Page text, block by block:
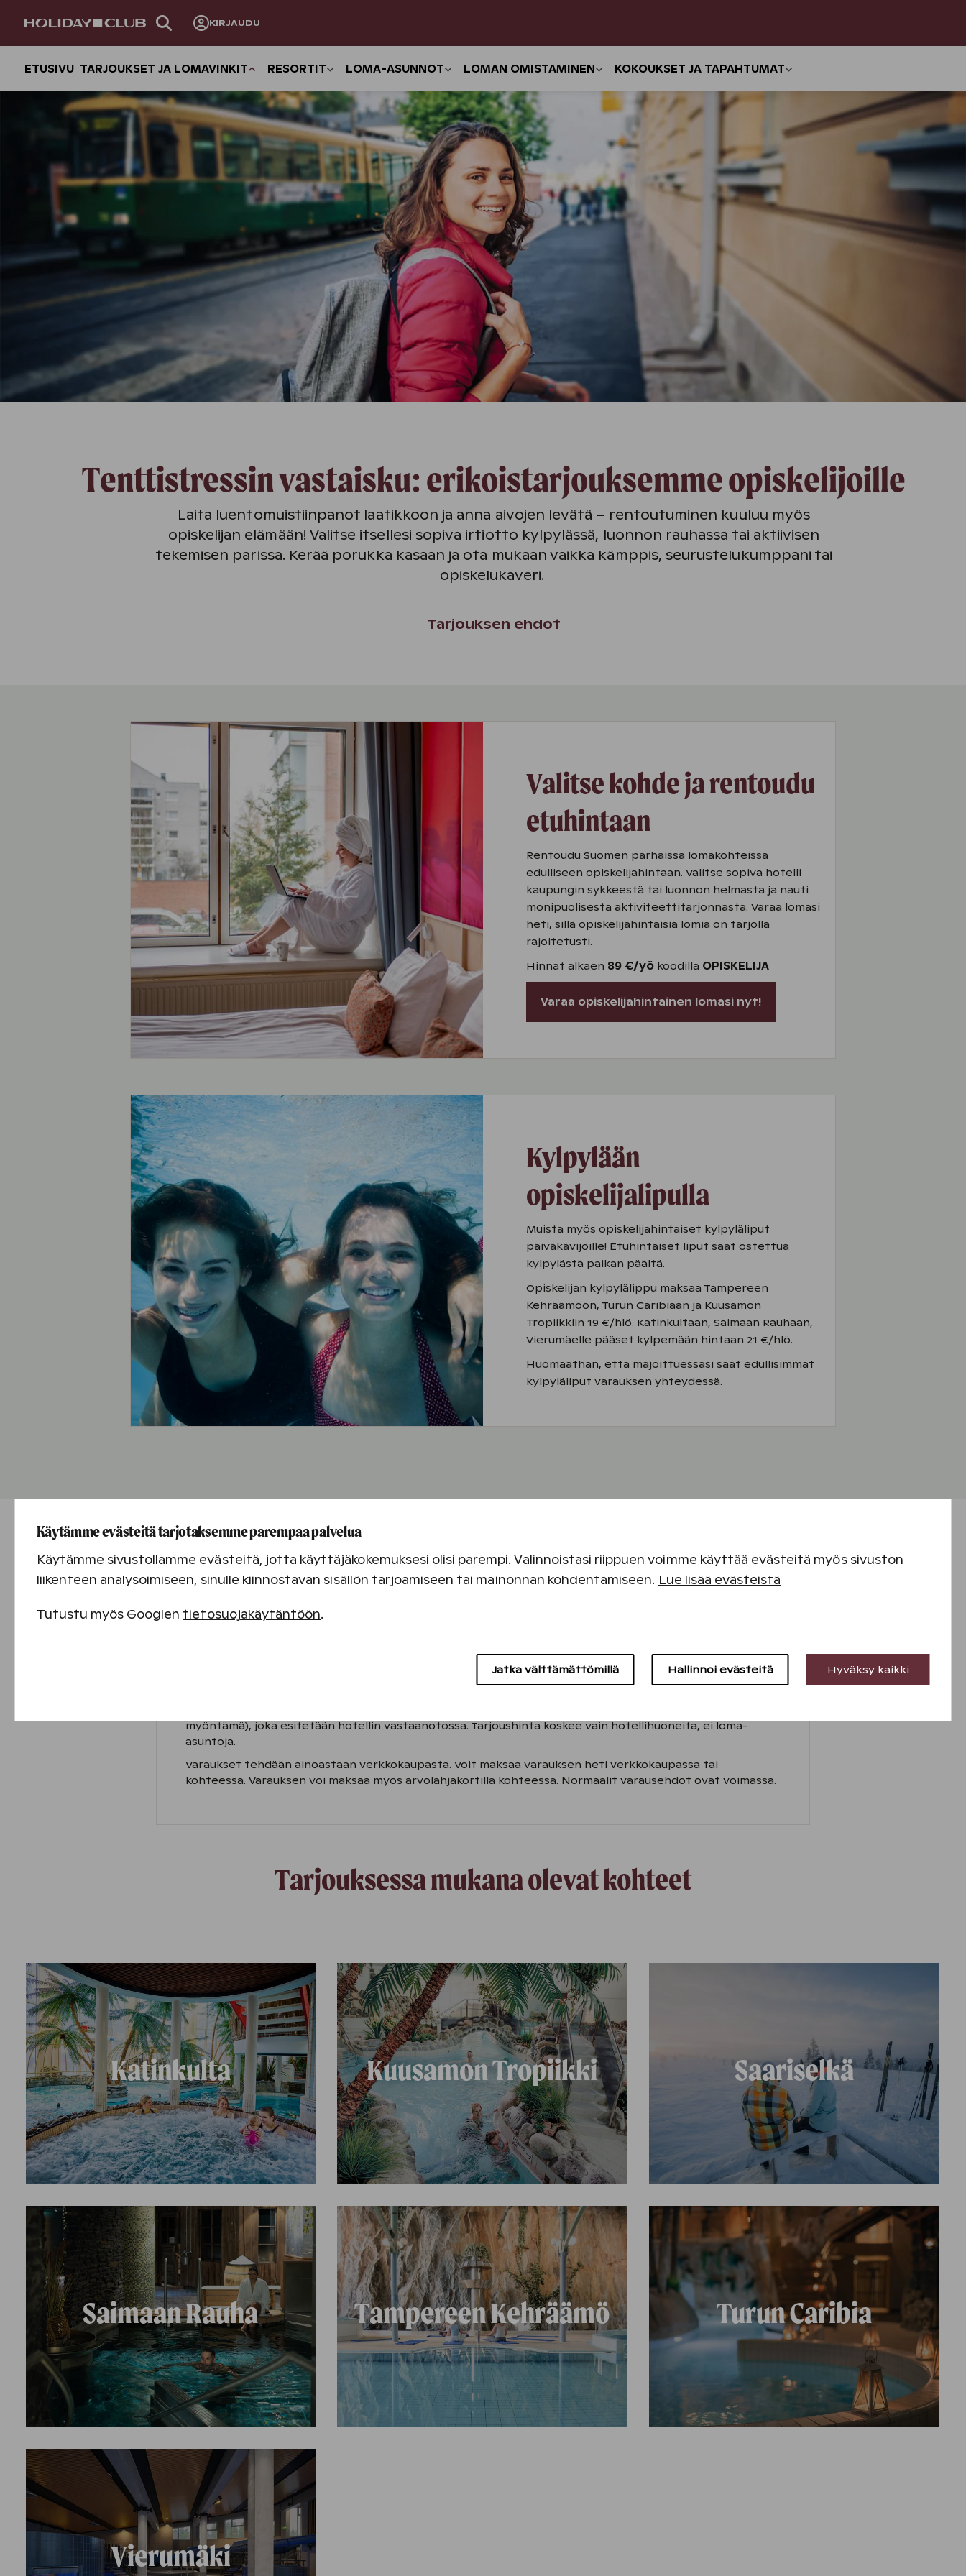
SIVUNAVIGOINTI
KIRJAUDU
ETUSIVU TARJOUKSET JA LOMAVINKIT RESORTIT LOMA-ASUNNOT LOMAN OMISTAMINEN KOKOUKSET JA TAPAHTUMAT
Tenttistressin vastaisku: erikoistarjouksemme opiskelijoille
Laita luentomuistiinpanot laatikkoon ja anna aivojen levätä – rentoutuminen kuuluu myös
opiskelijan elämään! Valitse itsellesi sopiva irtiotto kylpylässä, luonnon rauhassa tai aktiivisen
tekemisen parissa. Kerää porukka kasaan ja ota mukaan vaikka kämppis, seurustelukumppani tai
opiskelukaveri.
Tarjouksen ehdot
Valitse kohde ja rentoudu
etuhintaan
Rentoudu Suomen parhaissa lomakohteissa
edulliseen opiskelijahintaan. Valitse sopiva hotelli
kaupungin sykkeestä tai luonnon helmasta ja nauti
monipuolisesta aktiviteettitarjonnasta. Varaa lomasi
heti, sillä opiskelijahintaisia lomia on tarjolla
rajoitetusti.
Hinnat alkaen 89 €/yö koodilla OPISKELIJA
Varaa opiskelijahintainen lomasi nyt!
Kylpylään
opiskelijalipulla
Muista myös opiskelijahintaiset kylpyläliput
päiväkävijöille! Etuhintaiset liput saat ostettua
kylpylästä paikan päältä.
Opiskelijan kylpylälippu maksaa Tampereen
Kehräämöön, Turun Caribiaan ja Kuusamon
Tropiikkiin 19 €/hlö. Katinkultaan, Saimaan Rauhaan,
Vierumäelle pääset kylpemään hintaan 21 €/hlö.
Huomaathan, että majoittuessasi saat edullisimmat
kylpyläliput varauksen yhteydessä.
Opiskelijatarjouksen ehdot
Tarjous on voimassa 31.12.2026 asti. Majoitushinnat vaihtelevat kysynnän mukaan 89–109 €/yö/2hh. Kolmas
muihin etuihin. Tarjoushintaisia hotellihuoneita on saatavilla rajoitetusti. Varaus tehdään kampanjakoodilla:
myöntämä), joka esitetään hotellin vastaanotossa. Tarjoushinta koskee vain hotellihuoneita, ei loma-
asuntoja.
Varaukset tehdään ainoastaan verkkokaupasta. Voit maksaa varauksen heti verkkokaupassa tai
kohteessa. Varauksen voi maksaa myös arvolahjakortilla kohteessa. Normaalit varausehdot ovat voimassa.
Tarjouksessa mukana olevat kohteet
Katinkulta Kuusamon Tropiikki Saariselkä
Saimaan Rauha Tampereen Kehräämö Turun Caribia
Vierumäki
Käytämme evästeitä tarjotaksemme parempaa palvelua
Käytämme sivustollamme evästeitä, jotta käyttäjäkokemuksesi olisi parempi. Valinnoistasi riippuen voimme käyttää evästeitä myös sivuston
liikenteen analysoimiseen, sinulle kiinnostavan sisällön tarjoamiseen tai mainonnan kohdentamiseen. Lue lisää evästeistä
Tutustu myös Googlen tietosuojakäytäntöön.
Sisällön kohdentamisen evästeet
Jatka välttämättömillä Hallinnoi evästeitä Hyväksy kaikki